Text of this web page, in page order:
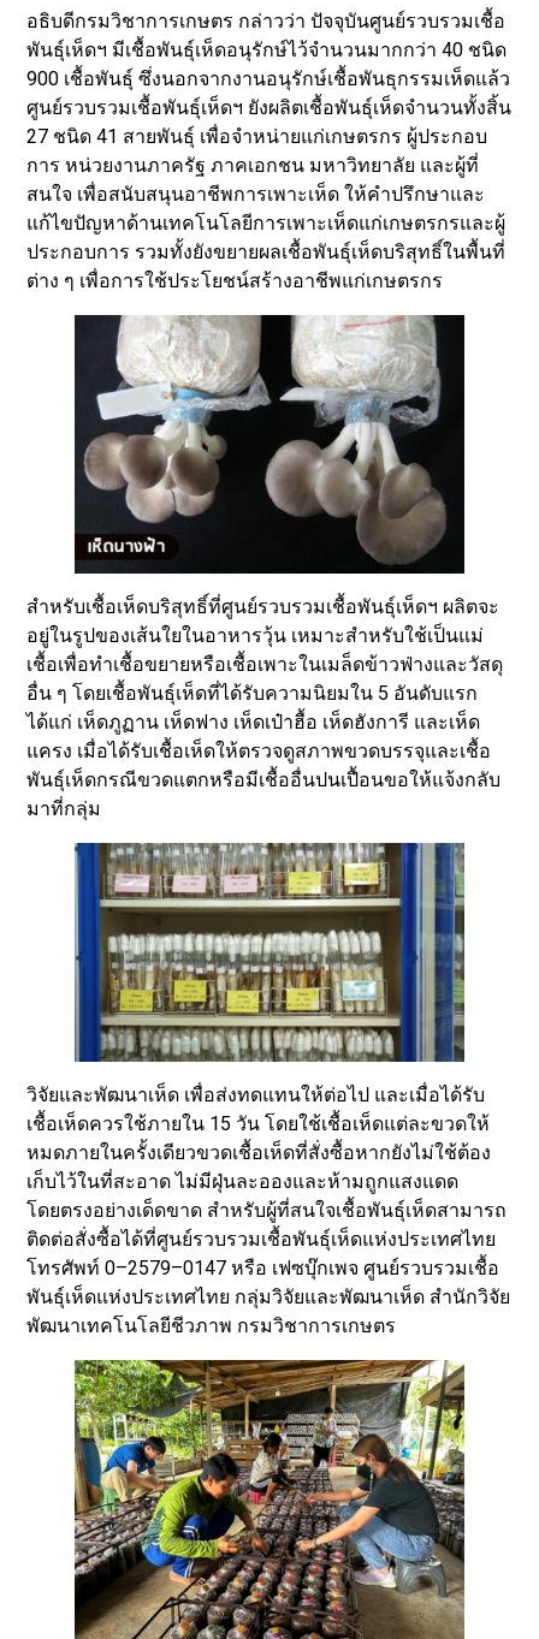
อธิบดีกรมวิชาการเกษตร กล่าวว่า ปัจจุบันศูนย์รวบรวมเชื้อ
พันธุ์เห็ดฯ มีเชื้อพันธุ์เห็ดอนุรักษ์ไว้จำนวนมากกว่า 40 ชนิด
900 เชื้อพันธุ์ ซึ่งนอกจากงานอนุรักษ์เชื้อพันธุกรรมเห็ดแล้ว
ศูนย์รวบรวมเชื้อพันธุ์เห็ดฯ ยังผลิตเชื้อพันธุ์เห็ดจำนวนทั้งสิ้น
27 ชนิด 41 สายพันธุ์ เพื่อจำหน่ายแก่เกษตรกร ผู้ประกอบ
การ หน่วยงานภาครัฐ ภาคเอกชน มหาวิทยาลัย และผู้ที่
สนใจ เพื่อสนับสนุนอาชีพการเพาะเห็ด ให้คำปรึกษาและ
แก้ไขปัญหาด้านเทคโนโลยีการเพาะเห็ดแก่เกษตรกรและผู้
ประกอบการ รวมทั้งยังขยายผลเชื้อพันธุ์เห็ดบริสุทธิ์ในพื้นที่
ต่าง ๆ เพื่อการใช้ประโยชน์สร้างอาชีพแก่เกษตรกร
สำหรับเชื้อเห็ดบริสุทธิ์ที่ศูนย์รวบรวมเชื้อพันธุ์เห็ดฯ ผลิตจะ
อยู่ในรูปของเส้นใยในอาหารวุ้น เหมาะสำหรับใช้เป็นแม่
เชื้อเพื่อทำเชื้อขยายหรือเชื้อเพาะในเมล็ดข้าวฟ่างและวัสดุ
อื่น ๆ โดยเชื้อพันธุ์เห็ดที่ได้รับความนิยมใน 5 อันดับแรก
ได้แก่ เห็ดภูฏาน เห็ดฟาง เห็ดเป๋าฮื้อ เห็ดฮังการี และเห็ด
แครง เมื่อได้รับเชื้อเห็ดให้ตรวจดูสภาพขวดบรรจุและเชื้อ
พันธุ์เห็ดกรณีขวดแตกหรือมีเชื้ออื่นปนเปื้อนขอให้แจ้งกลับ
มาที่กลุ่ม
วิจัยและพัฒนาเห็ด เพื่อส่งทดแทนให้ต่อไป และเมื่อได้รับ
เชื้อเห็ดควรใช้ภายใน 15 วัน โดยใช้เชื้อเห็ดแต่ละขวดให้
หมดภายในครั้งเดียวขวดเชื้อเห็ดที่สั่งซื้อหากยังไม่ใช้ต้อง
เก็บไว้ในที่สะอาด ไม่มีฝุ่นละอองและห้ามถูกแสงแดด
โดยตรงอย่างเด็ดขาด สำหรับผู้ที่สนใจเชื้อพันธุ์เห็ดสามารถ
ติดต่อสั่งซื้อได้ที่ศูนย์รวบรวมเชื้อพันธุ์เห็ดแห่งประเทศไทย
โทรศัพท์ 0–2579–0147 หรือ เฟซบุ๊กเพจ ศูนย์รวบรวมเชื้อ
พันธุ์เห็ดแห่งประเทศไทย กลุ่มวิจัยและพัฒนาเห็ด สำนักวิจัย
พัฒนาเทคโนโลยีชีวภาพ กรมวิชาการเกษตร